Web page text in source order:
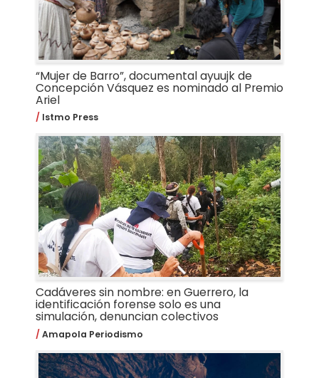
“Mujer de Barro”, documental ayuujk de
Concepción Vásquez es nominado al Premio
Ariel
Istmo Press
Cadáveres sin nombre: en Guerrero, la
identificación forense solo es una
simulación, denuncian colectivos
Amapola Periodismo